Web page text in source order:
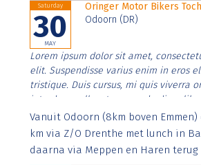
Saturday
30
MAY
Oringer Motor Bikers
Odoorn (DR)
Lorem ipsum dolor sit amet,
elit. Suspendisse varius enim in eros
tristique. Duis cursus, mi quis viverra
interdum nulla, ut commodo diam
Aenean faucibus nibh et justo cursus
imperdiet. Nunc ut sem vitae risus
Vanuit Odoorn (8km boven Emmen)
km via Z/O Drenthe met lunch in
daarna via Meppen en Haren terug